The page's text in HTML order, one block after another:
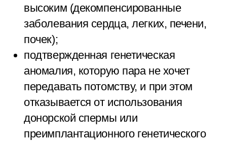
высоким (декомпенсированные
заболевания сердца, легких, печени,
почек);
подтвержденная генетическая
аномалия, которую пара не хочет
передавать потомству, и при этом
отказывается от использования
донорской спермы или
преимплантационного генетического